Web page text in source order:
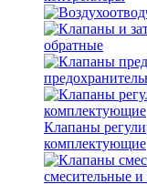
обратные
Клапаны
комплектующие